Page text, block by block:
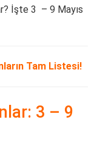
İşte 3 – 9 Mayıs
Tam Listesi!
3 – 9